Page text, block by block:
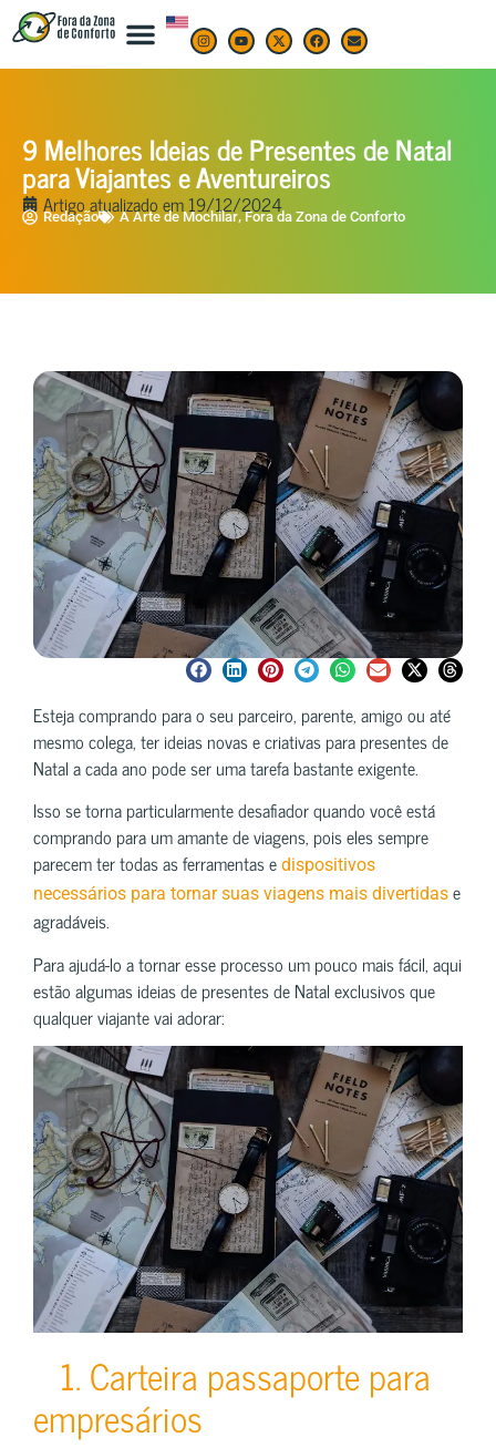
9 Melhores Ideias de Presentes de Natal
para Viajantes e Aventureiros
Artigo atualizado em19/12/2024
Redação A Arte de Mochilar,Fora da Zona de Conforto
Esteja comprando para o seu parceiro, parente, amigo ou até
mesmo colega, ter ideias novas e criativas para presentes de
Natal a cada ano pode ser uma tarefa bastante exigente.
Isso se torna particularmente desafiador quando você está
comprando para um amante de viagens, pois eles sempre
parecem ter todas as ferramentas e dispositivos
necessários para tornar suas viagens mais divertidas e
agradáveis.
Para ajudá-lo a tornar esse processo um pouco mais fácil, aqui
estão algumas ideias de presentes de Natal exclusivos que
qualquer viajante vai adorar:
1. Carteira passaporte para
empresários